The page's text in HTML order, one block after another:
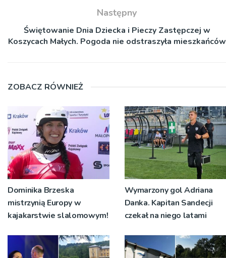
Następny
Świętowanie Dnia Dziecka i Pieczy Zastępczej w
Koszycach Małych. Pogoda nie odstraszyła mieszkańców
ZOBACZ RÓWNIEŻ
Dominika Brzeska
mistrzynią Europy w
kajakarstwie slalomowym!
Wymarzony gol Adriana
Danka. Kapitan Sandecji
czekał na niego latami